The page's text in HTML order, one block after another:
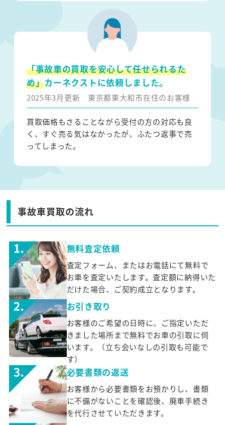
「事故車の買取を安心して任せられるた
め」カーネクストに依頼しました。
2025年3月更新 東京都東大和市在住のお客様
買取価格もさることながら受付の方の対応も良
く、すぐ売る気はなかったが、ふたつ返事で売
ってしまった。
事故車買取の流れ
無料査定依頼
査定フォーム、またはお電話にて無料で
お車を査定いたします。査定額に納得いた
だけた場合、ご契約成立となります。
お引き取り
お客様のご希望の日時に、ご指定いただ
きました場所まで無料でお車の引取に伺
います。（立ち会いなしの引取も可能で
す）
必要書類の返送
お客様から必要書類をお預かりし、書類
に不備がないことを確認後、廃車手続き
を代行させていただきます。